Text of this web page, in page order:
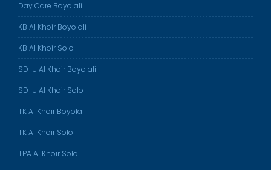
Day Care Boyolali
KB Al Khoir Boyolali
KB Al Khoir Solo
SD IU Al Khoir Boyolali
SD IU Al Khoir Solo
TK Al Khoir Boyolali
TK Al Khoir Solo
TPA Al Khoir Solo